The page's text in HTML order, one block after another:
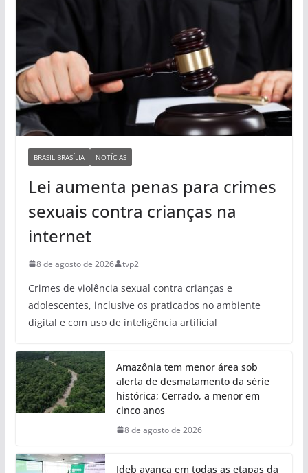
BRASIL BRASÍLIA NOTÍCIAS
Lei aumenta penas para crimes
sexuais contra crianças na
internet
8 de agosto de 2026 tvp2
Crimes de violência sexual contra crianças e
adolescentes, inclusive os praticados no ambiente
digital e com uso de inteligência artificial
Amazônia tem menor área sob
alerta de desmatamento da série
histórica; Cerrado, a menor em
cinco anos
8 de agosto de 2026
Ideb avança em todas as etapas da